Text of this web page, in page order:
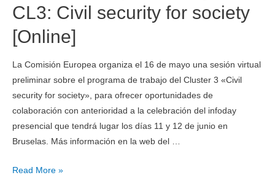
CL3: Civil security for society
[Online]
La Comisión Europea organiza el 16 de mayo una sesión virtual
preliminar sobre el programa de trabajo del Cluster 3 «Civil
security for society», para ofrecer oportunidades de
colaboración con anterioridad a la celebración del infoday
presencial que tendrá lugar los días 11 y 12 de junio en
Bruselas. Más información en la web del …
Read More »